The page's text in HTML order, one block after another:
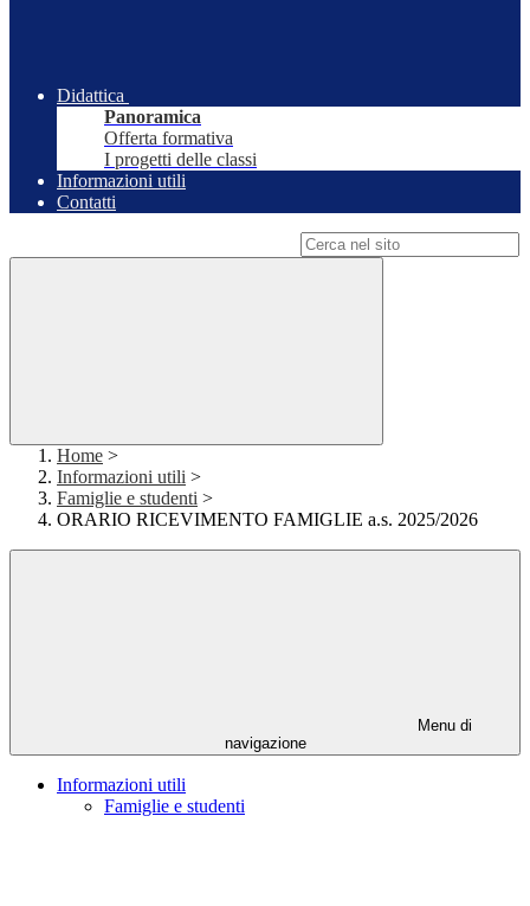
Didattica
Panoramica
Offerta formativa
I progetti delle classi
Informazioni utili
Contatti
Home >
Informazioni utili >
Famiglie e studenti >
ORARIO RICEVIMENTO FAMIGLIE a.s. 2025/2026
Menu di
navigazione
Informazioni utili
Famiglie e studenti